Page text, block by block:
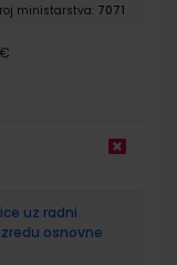
ministarstva: 7071
uz radni
osnovne